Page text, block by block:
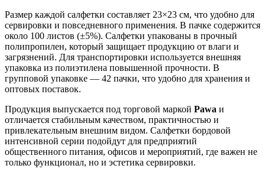
Размер каждой салфетки составляет 23×23 см, что удобно для
сервировки и повседневного применения. В пачке содержится
около 100 листов (±5%). Салфетки упакованы в прочный
полипропилен, который защищает продукцию от влаги и
загрязнений. Для транспортировки используется внешняя
упаковка из полиэтилена повышенной прочности. В
групповой упаковке — 42 пачки, что удобно для хранения и
оптовых поставок.
Продукция выпускается под торговой маркой Pawa и
отличается стабильным качеством, практичностью и
привлекательным внешним видом. Салфетки бордовой
интенсивной серии подойдут для предприятий
общественного питания, офисов и мероприятий, где важен не
только функционал, но и эстетика сервировки.